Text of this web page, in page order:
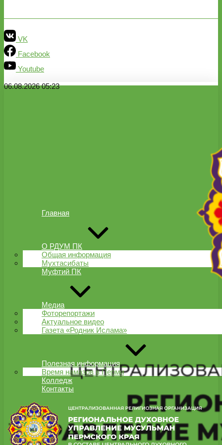
VK
Facebook
Youtube
06.08.2026 05:23
Главная
О РДУМ ПК
Общая информация
Мухтасибаты
Муфтий ПК
Медиа
Фоторепортажи
Актуальное видео
Газета «Родник Ислама»
Полезная информация
Время намазов в Перми
Колледж
Контакты